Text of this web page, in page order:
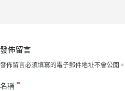
發佈留言
發佈留言必須填寫的電子郵件地址不會公開。
名稱 *